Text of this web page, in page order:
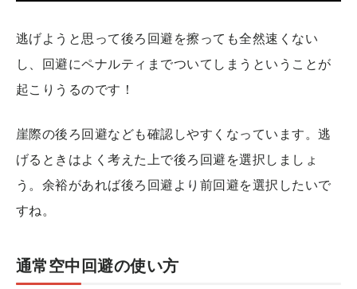
逃げようと思って後ろ回避を擦っても全然速くない
し、回避にペナルティまでついてしまうということが
起こりうるのです！
崖際の後ろ回避なども確認しやすくなっています。逃
げるときはよく考えた上で後ろ回避を選択しましょ
う。余裕があれば後ろ回避より前回避を選択したいで
すね。
通常空中回避の使い方